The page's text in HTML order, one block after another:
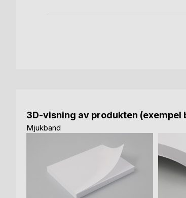
3D-visning av produkten
Mjukband